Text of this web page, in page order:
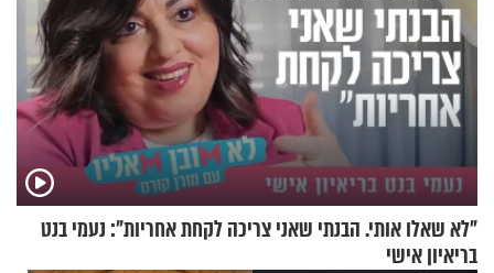
"לא שאלו אותי. הבנתי שאני צריכה לקחת אחריות": נעמי בנט
בריאיון אישי